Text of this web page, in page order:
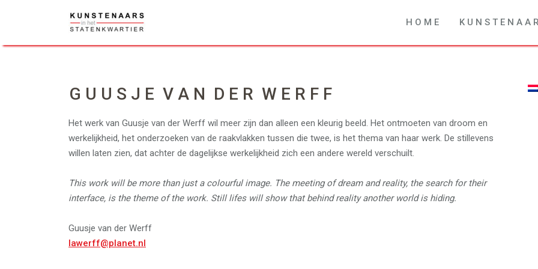
H O M E K U N S T E N A A
G U U S J E V A N D E R W E R F F
Het werk van Guusje van der Werff wil meer zijn dan alleen een kleurig beeld. Het ontmoeten van droom en
werkelijkheid, het onderzoeken van de raakvlakken tussen die twee, is het thema van haar werk. De stillevens
willen laten zien, dat achter de dagelijkse werkelijkheid zich een andere wereld verschuilt.
This work will be more than just a colourful image. The meeting of dream and reality, the search for their
interface, is the theme of the work. Still lifes will show that behind reality another world is hiding.
Guusje van der Werff
lawerff@planet.nl